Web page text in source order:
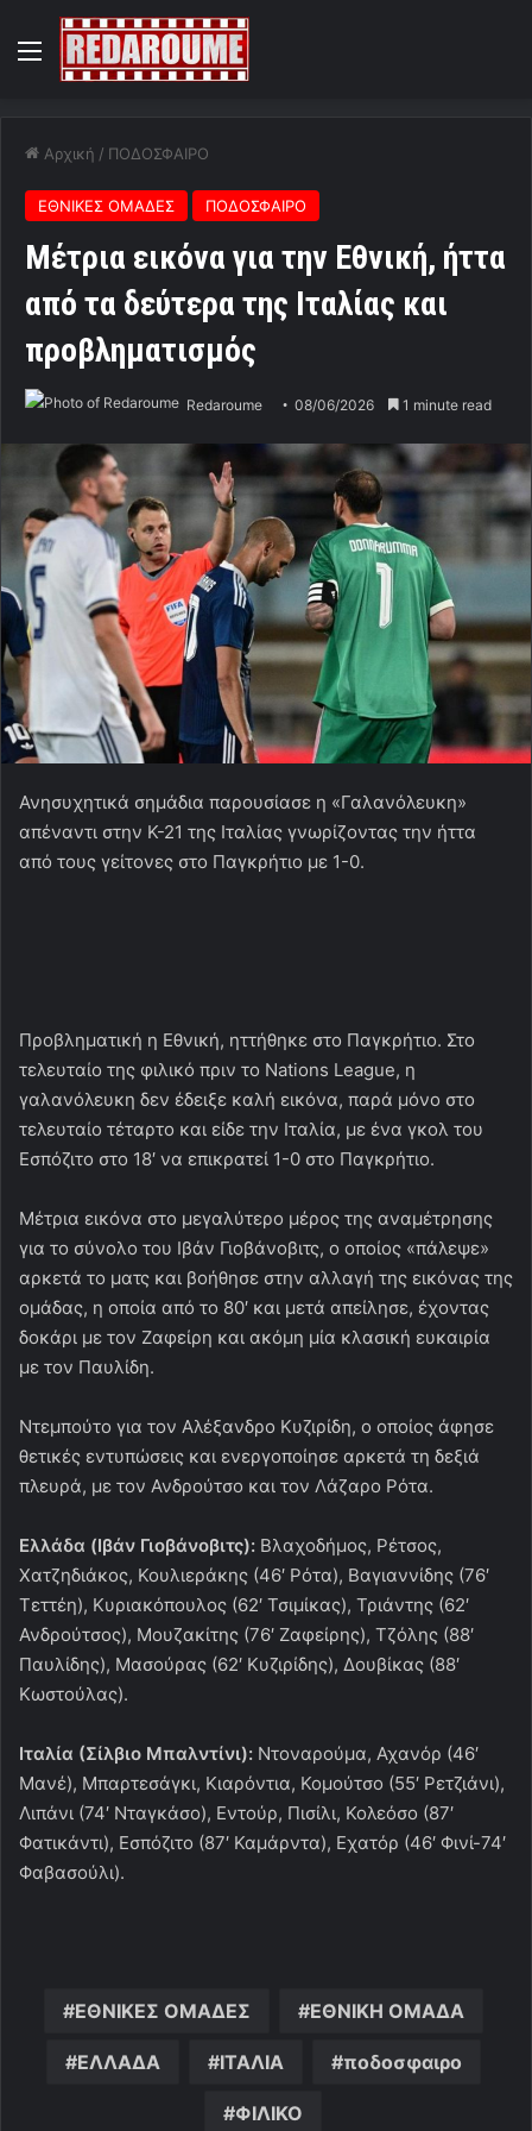
Menu
Αρχική / ΠΟΔΟΣΦΑΙΡΟ
ΕΘΝΙΚΕΣ ΟΜΑΔΕΣ ΠΟΔΟΣΦΑΙΡΟ
Μέτρια εικόνα για την Εθνική, ήττα
από τα δεύτερα της Ιταλίας και
προβληματισμός
Redaroume 08/06/2026 1 minute read
Ανησυχητικά σημάδια παρουσίασε η «Γαλανόλευκη»
απέναντι στην Κ-21 της Ιταλίας γνωρίζοντας την ήττα
από τους γείτονες στο Παγκρήτιο με 1-0.
Προβληματική η Εθνική, ηττήθηκε στο Παγκρήτιο. Στο
τελευταίο της φιλικό πριν το Nations League, η
γαλανόλευκη δεν έδειξε καλή εικόνα, παρά μόνο στο
τελευταίο τέταρτο και είδε την Ιταλία, με ένα γκολ του
Εσπόζιτο στο 18′ να επικρατεί 1-0 στο Παγκρήτιο.
Μέτρια εικόνα στο μεγαλύτερο μέρος της αναμέτρησης
για το σύνολο του Ιβάν Γιοβάνοβιτς, ο οποίος «πάλεψε»
αρκετά το ματς και βοήθησε στην αλλαγή της εικόνας της
ομάδας, η οποία από το 80′ και μετά απείλησε, έχοντας
δοκάρι με τον Ζαφείρη και ακόμη μία κλασική ευκαιρία
με τον Παυλίδη.
Ντεμπούτο για τον Αλέξανδρο Κυζιρίδη, ο οποίος άφησε
θετικές εντυπώσεις και ενεργοποίησε αρκετά τη δεξιά
πλευρά, με τον Ανδρούτσο και τον Λάζαρο Ρότα.
Ελλάδα (Ιβάν Γιοβάνοβιτς): Βλαχοδήμος, Ρέτσος,
Χατζηδιάκος, Κουλιεράκης (46′ Ρότα), Βαγιαννίδης (76′
Τεττέη), Κυριακόπουλος (62′ Τσιμίκας), Τριάντης (62′
Ανδρούτσος), Μουζακίτης (76′ Ζαφείρης), Τζόλης (88′
Παυλίδης), Μασούρας (62′ Κυζιρίδης), Δουβίκας (88′
Κωστούλας).
Ιταλία (Σίλβιο Μπαλντίνι): Ντοναρούμα, Αχανόρ (46′
Μανέ), Μπαρτεσάγκι, Κιαρόντια, Κομούτσο (55′ Ρετζιάνι),
Λιπάνι (74′ Νταγκάσο), Εντούρ, Πισίλι, Κολεόσο (87′
Φατικάντι), Εσπόζιτο (87′ Καμάρντα), Εχατόρ (46′ Φινί-74′
Φαβασούλι).
ΕΘΝΙΚΕΣ ΟΜΑΔΕΣ ΕΘΝΙΚΗ ΟΜΑΔΑ
ΕΛΛΑΔΑ ΙΤΑΛΙΑ ποδοσφαιρο
ΦΙΛΙΚΟ